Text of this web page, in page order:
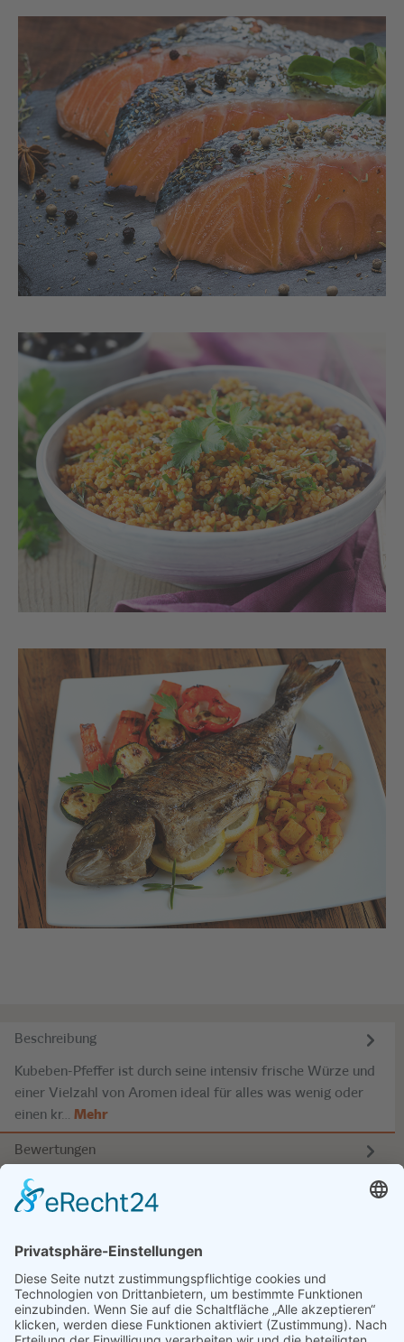
Beschreibung
Kubeben-Pfeffer ist durch seine intensiv frische Würze und
einer Vielzahl von Aromen ideal für alles was wenig oder
einen kr… Mehr
Bewertungen
KONTAKT
INFOS